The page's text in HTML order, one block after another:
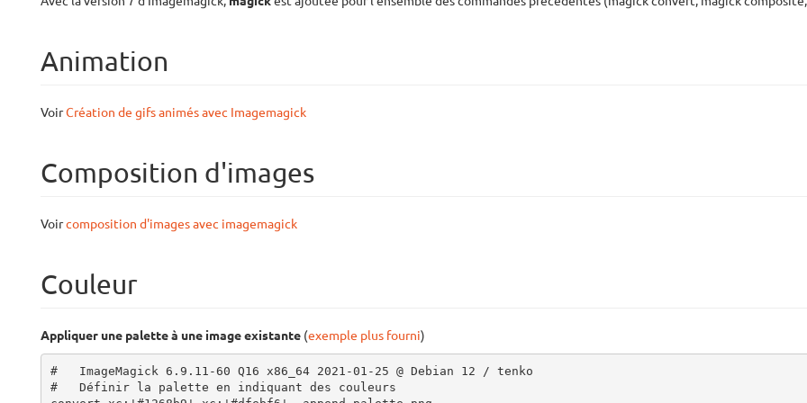
Animation
VoirCréation de gifs animés avec Imagemagick
Composition d'images
Voircomposition d'images avec imagemagick
Couleur
Appliquer une palette à une image existante (exemple plus fourni)
#   ImageMagick 6.9.11-60 Q16 x86_64 2021-01-25 @ Debian 12 / tenko
#   Définir la palette en indiquant des couleurs